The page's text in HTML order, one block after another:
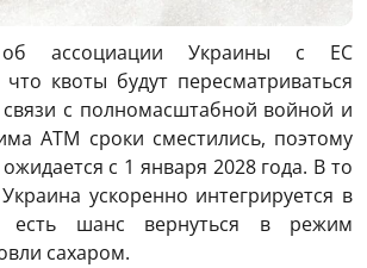
об ассоциации Украины с ЕС
квоты будут пересматриваться
с полномасштабной войной и
ATM сроки сместились, поэтому
с 1 января 2028 года. В то
ускоренно интегрируется в
есть шанс вернуться в режим
сахаром.